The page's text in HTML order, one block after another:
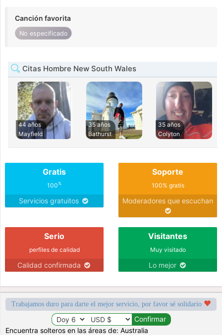
Canción favorita
No especificado
Citas Hombre New South Wales
44 años
Mayfield
35 años
Bathurst
35 años
Colyton
Gratis
100%
Servicios gratuitos
Soporte
100% gratis
Moderadores que escuchan
Serio
perfiles de calidad
Calidad confirmada
Visitantes
Muy visitado
Lo mejor
Trabajamos duro para darte el mejor servicio, por favor sé solidario
Encuentra solteros en las áreas de: Australia